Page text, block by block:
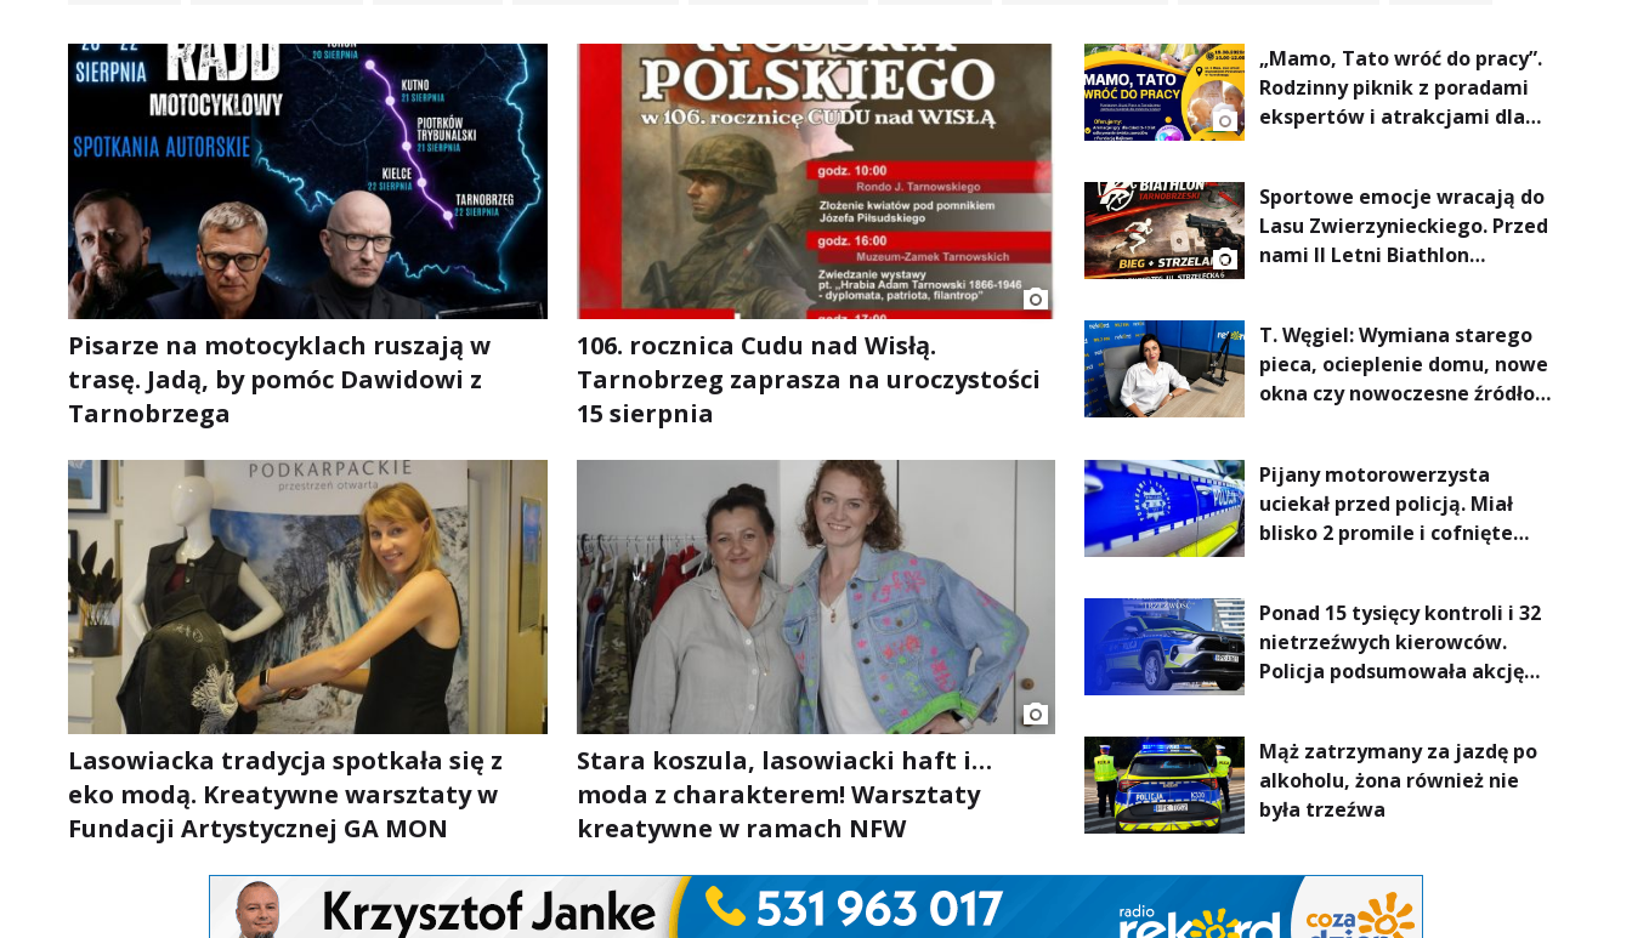
Pisarze na motocyklach ruszają w
trasę. Jadą, by pomóc Dawidowi z
Tarnobrzega
106. rocznica Cudu nad Wisłą.
Tarnobrzeg zaprasza na uroczystości
15 sierpnia
Lasowiacka tradycja spotkała się z
eko modą. Kreatywne warsztaty w
Fundacji Artystycznej GA MON
Stara koszula, lasowiacki haft i…
moda z charakterem! Warsztaty
kreatywne w ramach NFW
„Mamo, Tato wróć do pracy”.
Rodzinny piknik z poradami
ekspertów i atrakcjami dla
Sportowe emocje wracają do
Lasu Zwierzynieckiego. Przed
nami II Letni Biathlon
T. Węgiel: Wymiana starego
pieca, ocieplenie domu, nowe
okna czy nowoczesne źródło
komfort życia i... czystsze
powietrze
Pijany motorowerzysta
uciekał przed policją. Miał
blisko 2 promile i cofnięte
Ponad 15 tysięcy kontroli i 32
nietrzeźwych kierowców.
Policja podsumowała akcję
Mąż zatrzymany za jazdę po
alkoholu, żona również nie
była trzeźwa